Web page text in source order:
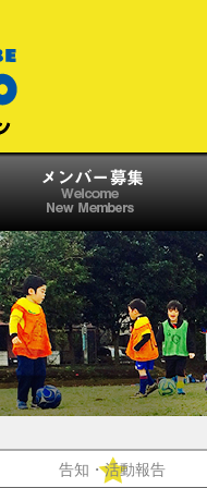
告知・活動報告